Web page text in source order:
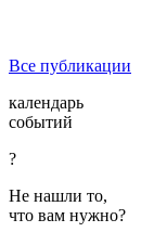
Все публикации
календарь
событий
?
Не нашли то,
что вам нужно?